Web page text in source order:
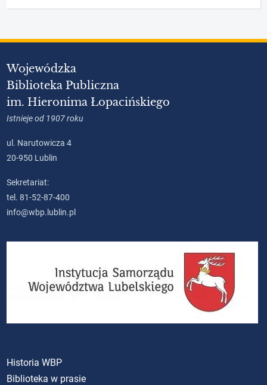
Wojewódzka
Biblioteka Publiczna
im. Hieronima Łopacińskiego
Istnieje od 1907 roku
ul. Narutowicza 4
20-950 Lublin
Sekretariat:
tel. 81-52-87-400
info@wbp.lublin.pl
Historia WBP
Biblioteka w prasie